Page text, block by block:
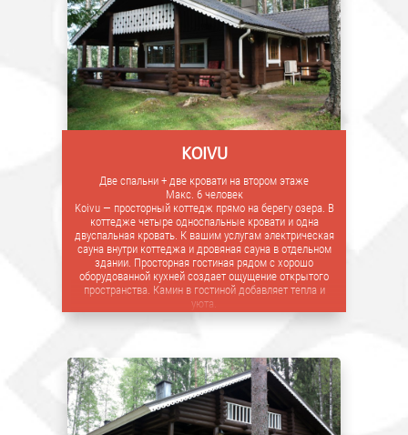
KOIVU
Две спальни + две кровати на втором этаже
Макс. 6 человек
Koivu — просторный коттедж прямо на берегу озера. В
коттедже четыре односпальные кровати и одна
двуспальная кровать. К вашим услугам электрическая
сауна внутри коттеджа и дровяная сауна в отдельном
здании. Просторная гостиная рядом с хорошо
оборудованной кухней создает ощущение открытого
пространства. Камин в гостиной добавляет тепла и
уюта.